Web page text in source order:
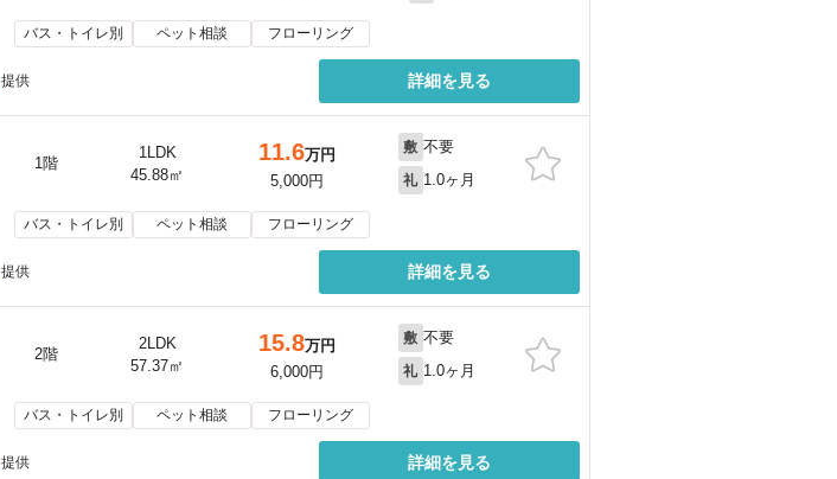
バス・トイレ別 ペット相談 フローリング
提供 詳細を見る
1階
1LDK
45.88㎡
11.6万円
5,000円
敷 不要
礼 1.0ヶ月
バス・トイレ別 ペット相談 フローリング
提供 詳細を見る
2階
2LDK
57.37㎡
15.8万円
6,000円
敷 不要
礼 1.0ヶ月
バス・トイレ別 ペット相談 フローリング
提供 詳細を見る